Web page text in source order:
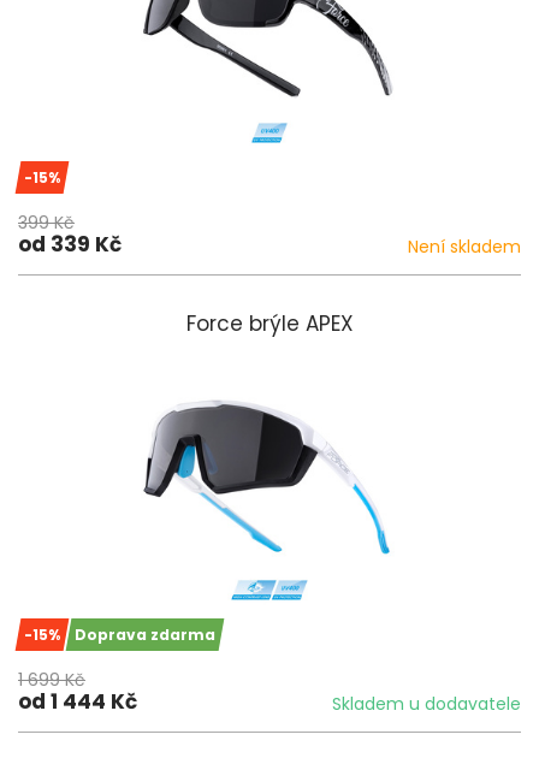
-15%
399 Kč
od 339 Kč Není skladem
Force brýle APEX
-15% Doprava zdarma
1 699 Kč
od 1 444 Kč Skladem u dodavatele